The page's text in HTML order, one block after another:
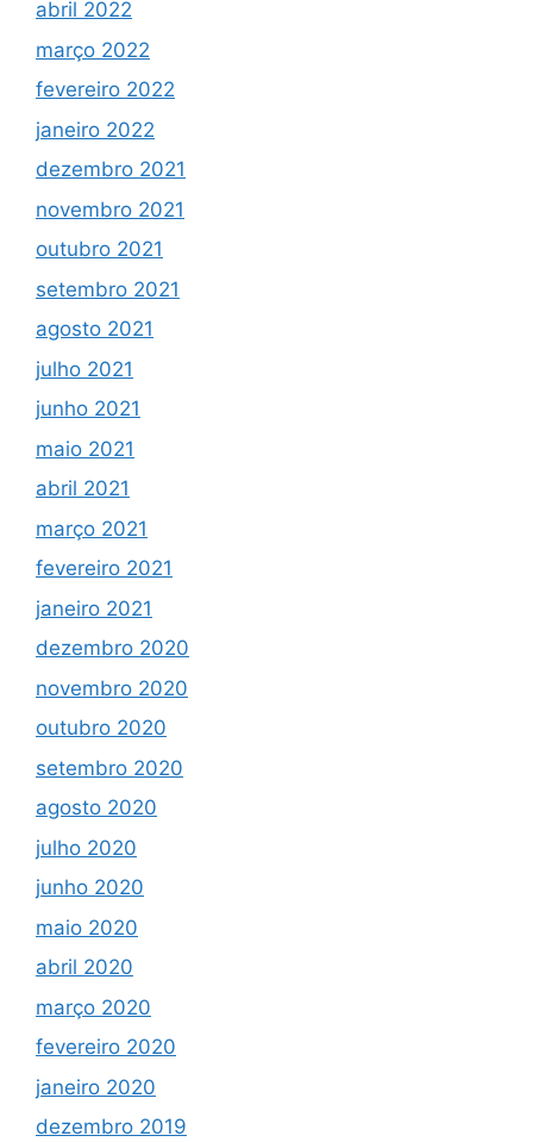
abril 2022
março 2022
fevereiro 2022
janeiro 2022
dezembro 2021
novembro 2021
outubro 2021
setembro 2021
agosto 2021
julho 2021
junho 2021
maio 2021
abril 2021
março 2021
fevereiro 2021
janeiro 2021
dezembro 2020
novembro 2020
outubro 2020
setembro 2020
agosto 2020
julho 2020
junho 2020
maio 2020
abril 2020
março 2020
fevereiro 2020
janeiro 2020
dezembro 2019